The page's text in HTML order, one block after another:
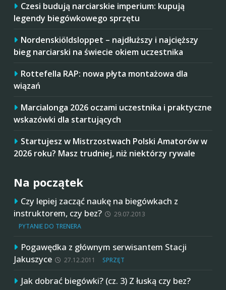
Czesi budują narciarskie imperium: kupują
legendy biegówkowego sprzętu
Nordenskiöldsloppet – najdłuższy i najcięższy
bieg narciarski na świecie okiem uczestnika
Rottefella RAP: nowa płyta montażowa dla
wiązań
Marcialonga 2026 oczami uczestnika i praktyczne
wskazówki dla startujących
Startujesz w Mistrzostwach Polski Amatorów w
2026 roku? Masz trudniej, niż niektórzy rywale
Na początek
Czy lepiej zacząć naukę na biegówkach z
instruktorem, czy bez?
29.07.2013
PYTANIE DO TRENERA
Pogawędka z głównym serwisantem Stacji
Jakuszyce
27.12.2011 SPRZĘT
Jak dobrać biegówki? (cz. 3) Z łuską czy bez?